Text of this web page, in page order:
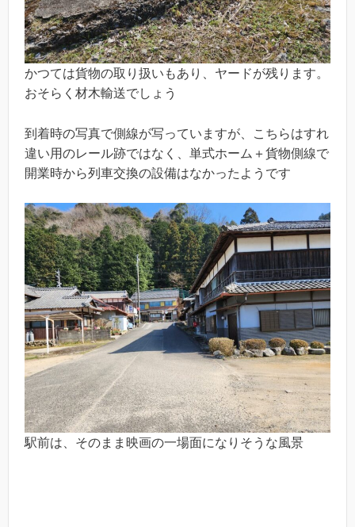
かつては貨物の取り扱いもあり、ヤードが残ります。
おそらく材木輸送でしょう
到着時の写真で側線が写っていますが、こちらはすれ
違い用のレール跡ではなく、単式ホーム＋貨物側線で
開業時から列車交換の設備はなかったようです
駅前は、そのまま映画の一場面になりそうな風景